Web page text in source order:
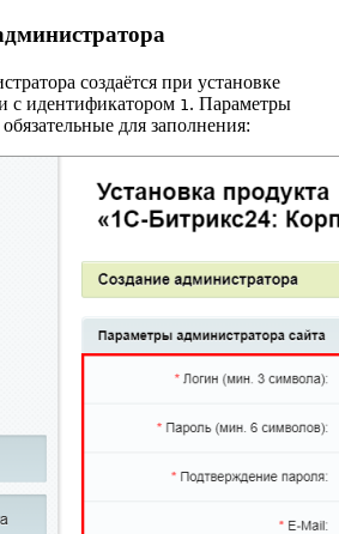
создаётся при установке
с идентификатором 1. Параметры
для заполнения: